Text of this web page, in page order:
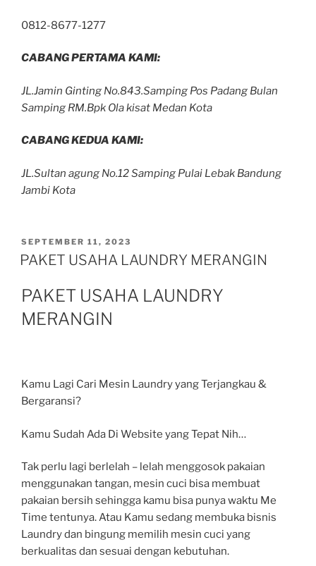
0812-8677-1277
CABANG PERTAMA KAMI:
JL.Jamin Ginting No.843.Samping Pos Padang Bulan
Samping RM.Bpk Ola kisat Medan Kota
CABANG KEDUA KAMI:
JL.Sultan agung No.12 Samping Pulai Lebak Bandung
Jambi Kota
SEPTEMBER 11, 2023
PAKET USAHA LAUNDRY MERANGIN
PAKET USAHA LAUNDRY
MERANGIN
Kamu Lagi Cari Mesin Laundry yang Terjangkau &
Bergaransi?
Kamu Sudah Ada Di Website yang Tepat Nih…
Tak perlu lagi berlelah – lelah menggosok pakaian
menggunakan tangan, mesin cuci bisa membuat
pakaian bersih sehingga kamu bisa punya waktu Me
Time tentunya. Atau Kamu sedang membuka bisnis
Laundry dan bingung memilih mesin cuci yang
berkualitas dan sesuai dengan kebutuhan.